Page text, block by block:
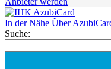
In der Nähe Über
Suche: